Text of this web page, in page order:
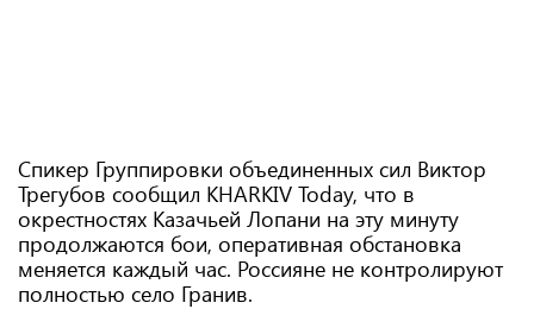
Спикер Группировки объединенных сил Виктор
Трегубов сообщил KHARKIV Today, что в
окрестностях Казачьей Лопани на эту минуту
продолжаются бои, оперативная обстановка
меняется каждый час. Россияне не контролируют
полностью село Гранив.